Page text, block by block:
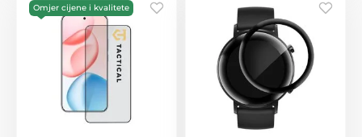
Omjer cijene i kvalitete